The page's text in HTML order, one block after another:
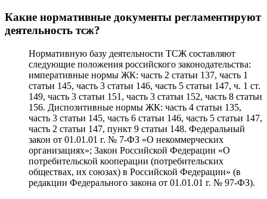
Какие нормативные документы регламентируют
деятельность тсж?
Нормативную базу деятельности ТСЖ составляют
следующие положения российского законодательства:
императивные нормы ЖК: часть 2 статьи 137, часть 1
статьи 145, часть 3 статьи 146, часть 5 статьи 147, ч. 1 ст.
149, часть 3 статьи 151, часть 3 статьи 152, часть 8 статьи
156. Диспозитивные нормы ЖК: часть 4 статьи 135,
часть 3 статьи 145, часть 6 статьи 146, часть 5 статьи 147,
часть 2 статьи 147, пункт 9 статьи 148. Федеральный
закон от 01.01.01 г. № 7-ФЗ «О некоммерческих
организациях»; Закон Российской Федерации «О
потребительской кооперации (потребительских
обществах, их союзах) в Российской Федерации» (в
редакции Федерального закона от 01.01.01 г. № 97-ФЗ).